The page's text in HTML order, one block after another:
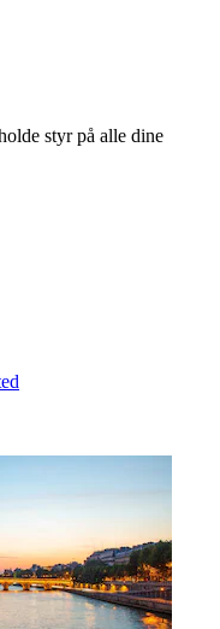
styr på alle dine